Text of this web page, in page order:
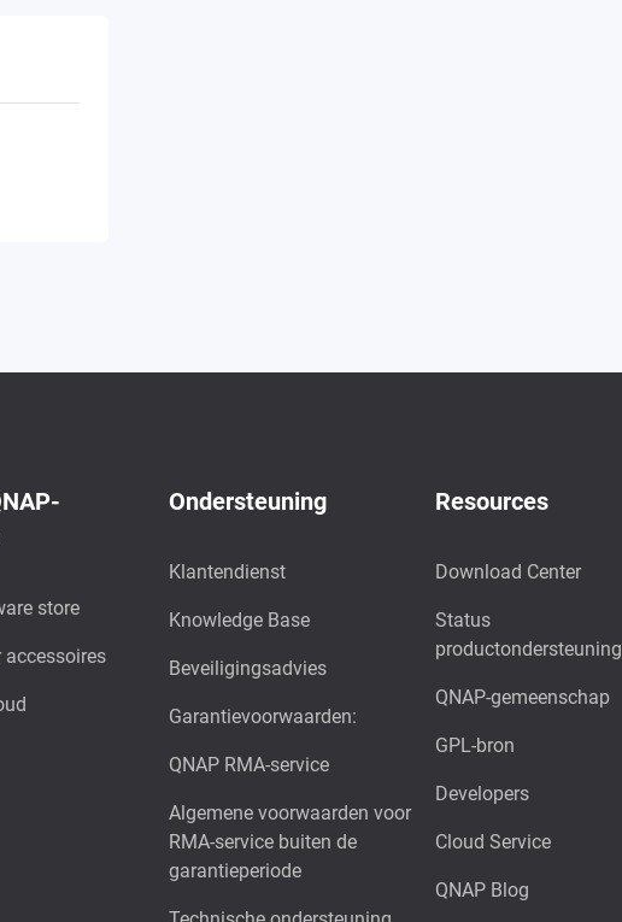
store
accessoires
Ondersteuning
Klantendienst
Knowledge Base
Beveiligingsadvies
Garantievoorwaarden:
QNAP RMA-service
Algemene voorwaarden voor
RMA-service buiten de
garantieperiode
Resources
Download Center
Status
productondersteuning
QNAP-gemeenschap
GPL-bron
Developers
Cloud Service
QNAP Blog